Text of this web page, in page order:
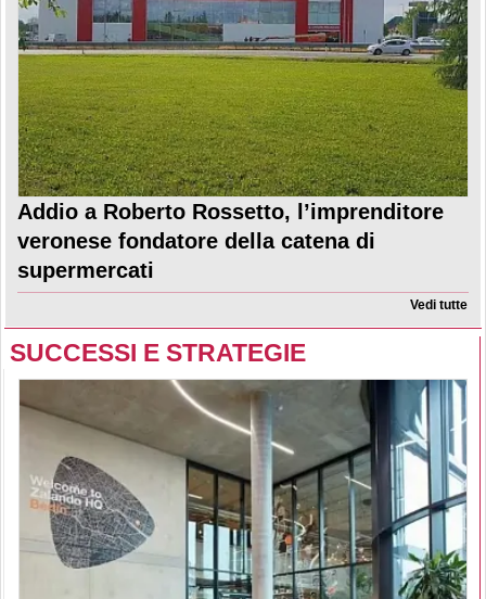
Addio a Roberto Rossetto, l’imprenditore
veronese fondatore della catena di
supermercati
Vedi tutte
SUCCESSI E STRATEGIE